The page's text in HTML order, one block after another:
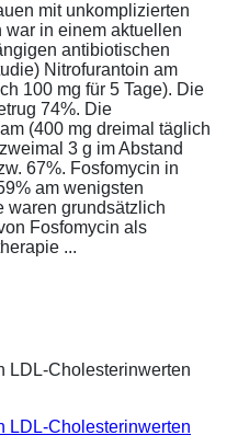
mit unkomplizierten
in einem aktuellen
antibiotischen
Nitrofurantoin am
100 mg für 5 Tage). Die
74%. Die
(400 mg dreimal täglich
3 g im Abstand
67%. Fosfomycin in
am wenigsten
waren grundsätzlich
Fosfomycin als
...
LDL-Cholesterinwerten